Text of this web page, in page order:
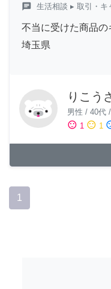
chat 生活相談 ▸ 取引・キ
不当に受けた商品
埼玉県
りこう
男性 / 40代 /
sentiment_satisfied 1 sentiment_neutral 1
1